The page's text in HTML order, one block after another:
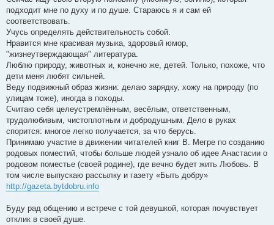
подходит мне по духу и по душе. Стараюсь я и сам ей
соответствовать.
Учусь определять действительность собой.
Нравится мне красивая музыка, здоровый юмор,
"жизнеутверждающая" литература.
Люблю природу, животных и, конечно же, детей. Только, похоже, что
дети меня любят сильней.
Веду подвижный образ жизни: делаю зарядку, хожу на природу (по
улицам тоже), иногда в походы.
Считаю себя целеустремлённым, весёлым, ответственным,
трудолюбивым, чистоплотным и добродушным. Дело в руках
спорится: многое легко получается, за что берусь.
Принимаю участие в движении читателей книг В. Мегре по созданию
родовых поместий, чтобы больше людей узнало об идее Анастасии о
родовом поместье (своей родине), где вечно будет жить Любовь. В
том числе выпускаю рассылку и газету «Быть добру»
http://gazeta.bytdobru.info
Буду рад общению и встрече с той девушкой, которая почувствует
отклик в своей душе.